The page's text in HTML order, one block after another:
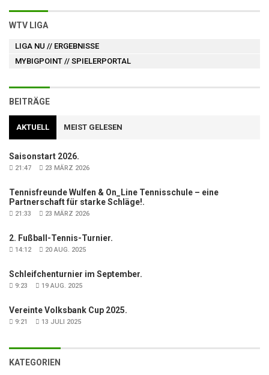
WTV LIGA
LIGA NU // ERGEBNISSE
MYBIGPOINT // SPIELERPORTAL
BEITRÄGE
AKTUELL MEIST GELESEN
Saisonstart 2026.
21:47 23 MÄRZ 2026
Tennisfreunde Wulfen & On_Line Tennisschule – eine
Partnerschaft für starke Schläge!.
21:33 23 MÄRZ 2026
2. Fußball-Tennis-Turnier.
14:12 20 AUG. 2025
Schleifchenturnier im September.
9:23 19 AUG. 2025
Vereinte Volksbank Cup 2025.
9:21 13 JULI 2025
KATEGORIEN